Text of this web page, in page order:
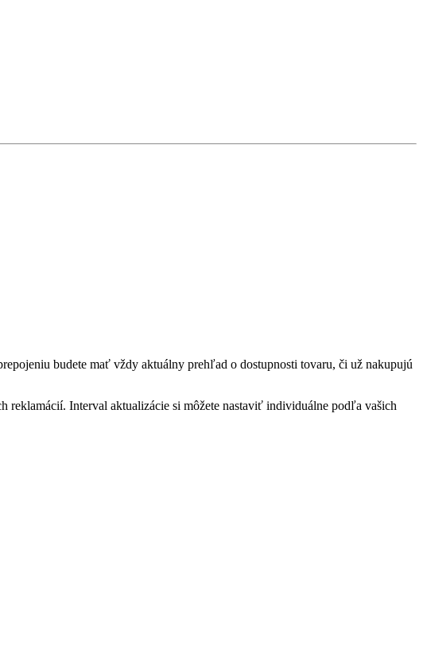
budete mať vždy aktuálny prehľad o dostupnosti tovaru, či už nakupujú
reklamácií. Interval aktualizácie si môžete nastaviť individuálne podľa vašich